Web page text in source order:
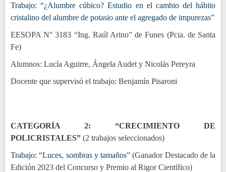
Trabajo: “¿Alumbre cúbico? Estudio en el cambio del hábito
cristalino del alumbre de potasio ante el agregado de impurezas”
EESOPA N° 3183 “Ing. Raúl Arino” de Funes (Pcia. de Santa
Fe)
Alumnos: Lucía Aguirre, Ángela Audet y Nicolás Pereyra
Docente que supervisó el trabajo: Benjamín Pisaroni
CATEGORÍA 2: “CRECIMIENTO DE
POLICRISTALES” (2 trabajos seleccionados)
Trabajo: “Luces, sombras y tamaños” (Ganador Destacado de la
Edición 2023 del Concurso y Premio al Rigor Científico)